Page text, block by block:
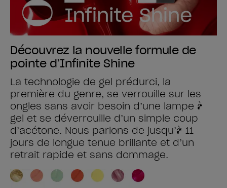
Découvrez la nouvelle formule de
pointe d’Infinite Shine
La technologie de gel prédurci, la
première du genre, se verrouille sur les
ongles sans avoir besoin d’une lampe à
gel et se déverrouille d’un simple coup
d’acétone. Nous parlons de jusqu’à 11
jours de longue tenue brillante et d’un
retrait rapide et sans dommage.